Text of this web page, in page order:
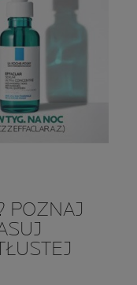
POZNAJ